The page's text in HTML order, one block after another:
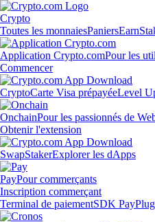
Crypto
Toutes les monnaiesPaniersEarn
Application Crypto.comPour les
Commencer
CryptoCarte Visa prépayéeLevel
OnchainPour les passionnés de
Obtenir l'extension
SwapStakerExplorer les dApps
PayPour commerçants
Inscription commerçant
Terminal de paiementSDK Pay